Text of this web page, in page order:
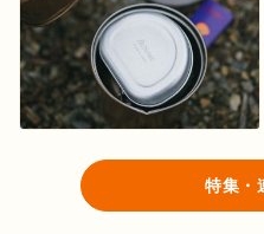
特集・